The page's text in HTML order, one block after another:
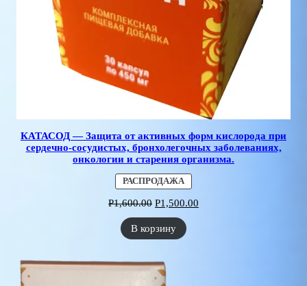
КАТАСОД — Защита от активных форм кислорода при
сердечно-сосудистых, бронхолегочных заболеваниях,
онкологии и старения организма.
РАСПРОДАЖАПРОДАВАЕМЫЙ
ТОВАР
Р1,600.00 Р1,500.00
В корзину